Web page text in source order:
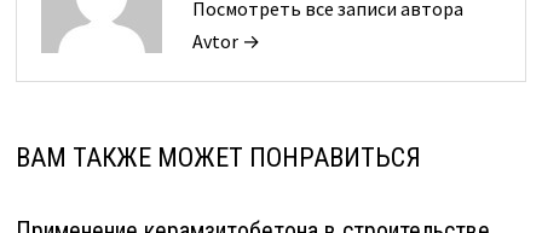
Посмотреть все записи автора
Avtor →
ВАМ ТАКЖЕ МОЖЕТ ПОНРАВИТЬСЯ